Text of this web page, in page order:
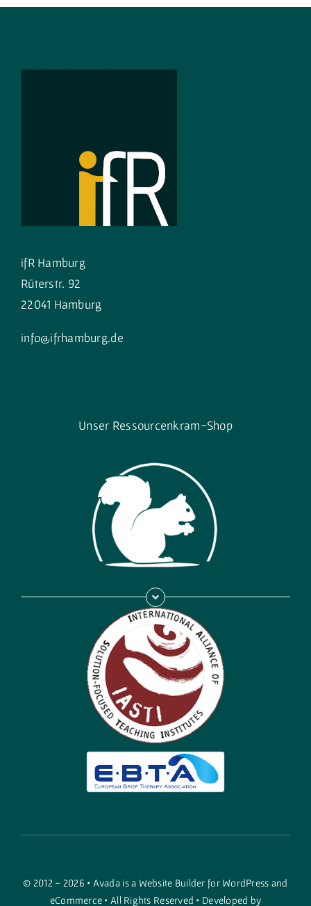
ifR Hamburg
Rüterstr. 92
22041 Hamburg
info@ifrhamburg.de
Unser Ressourcenkram-Shop
© 2012 - 2026 • Avada is a Website Builder for WordPress and
eCommerce • All Rights Reserved • Developed by